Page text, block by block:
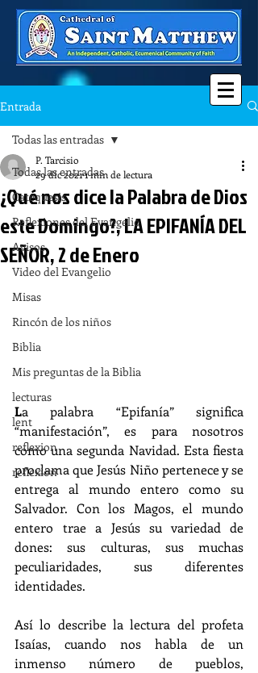
Entrada
Todas las entradas
Catequesis
Reflexiones del Evangelio
Avisos
Video del Evangelio
Misas
Rincón de los niños
Biblia
Mis preguntas de la Biblia
lecturas
lent
reflexion
reflexion
Todas las entradas
¿Qué nos dice la Palabra de Dios
este Domingo?, LA EPIFANÍA DEL
SEÑOR, 2 de Enero
P. Tarcisio
29 dic 20211 min de lectura
La palabra “Epifanía” significa
“manifestación”, es para nosotros
como una segunda Navidad. Esta fiesta
proclama que Jesús Niño pertenece y se
entrega al mundo entero como su
Salvador. Con los Magos, el mundo
entero trae a Jesús su variedad de
dones: sus culturas, sus muchas
peculiaridades, sus diferentes
identidades.
Así lo describe la lectura del profeta
Isaías, cuando nos habla de un
inmenso número de pueblos,